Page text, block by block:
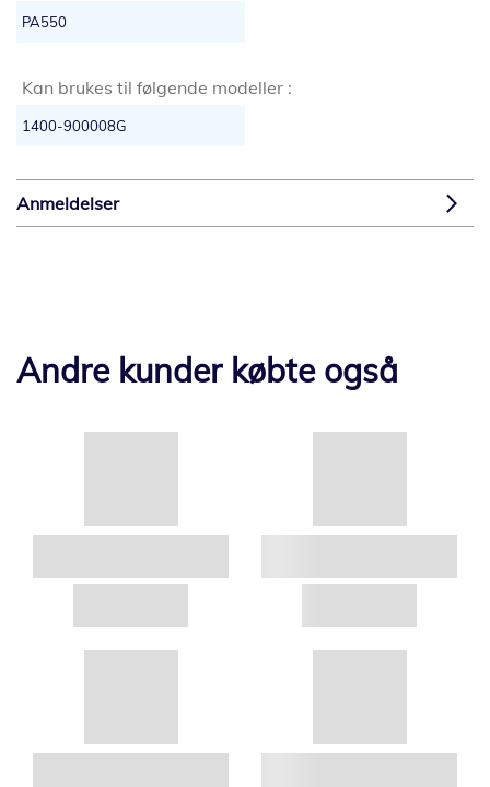
PA550
Kan brukes til følgende modeller :
1400-900008G
Anmeldelser
Andre kunder købte også